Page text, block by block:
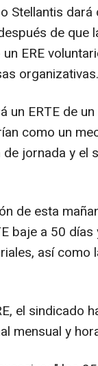
Stellantis
de que
ERE
organizativas.
un ERTE de
como un
jornada y el
de esta
baje a 50
así como
el sindicado
mensual y